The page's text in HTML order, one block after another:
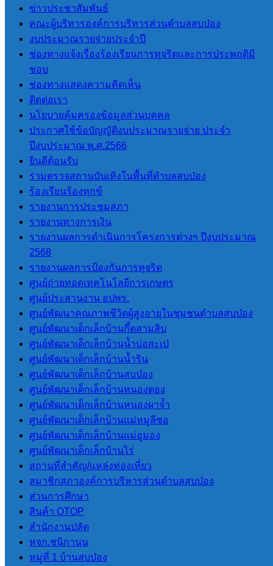
ข่าวประชาสัมพันธ์
คณะผู้บริหารองค์การบริหารส่วนตำบลสบป่อง
งบประมาณรายจ่ายประจำปี
ช่องทางแจ้งเรื่องร้องเรียนการทุจริตและการประพฤติมิ
ชอบ
ช่องทางแสดงความคิดเห็น
ติดต่อเรา
นโยบายคุ้มครองข้อมูลส่วนบุคคล
ประกาศใช้ข้อบัญญัติงบประมาณรายจ่าย ประจำ
ปีงบประมาณ พ.ศ.2566
ยินดีต้อนรับ
ร่วมตรวจสถานบันเทิงในพื้นที่ตำบลสบป่อง
ร้องเรียนร้องทุกข์
รายงานการประชุมสภา
รายงานทางการเงิน
รายงานผลการดำเนินการโครงการต่างๆ ปีงบประมาณ
2568
รายงานผลการป้องกันการทุจริต
ศูนย์ถ่ายทอดเทคโนโลยีการเกษตร
ศูนย์ประสานงาน อปพร.
ศูนย์พัฒนาคุณภาพชีวิตผู้สูงอายุในชุมชนตำบลสบป่อง
ศูนย์พัฒนาเด็กเล็กบ้านกึ้ดสามสิบ
ศูนย์พัฒนาเด็กเล็กบ้านน้ำบ่อสะเป่
ศูนย์พัฒนาเด็กเล็กบ้านน้ำริน
ศูนย์พัฒนาเด็กเล็กบ้านสบป่อง
ศูนย์พัฒนาเด็กเล็กบ้านหนองตอง
ศูนย์พัฒนาเด็กเล็กบ้านหนองผาจ้ำ
ศูนย์พัฒนาเด็กเล็กบ้านแม่หมูลีซอ
ศูนย์พัฒนาเด็กเล็กบ้านแม่อูมอง
ศูนย์พัฒนาเด็กเล็กบ้านไร่
สถานที่สําคัญ/แหล่งท่องเที่ยว
สมาชิกสภาองค์การบริหารส่วนตําบลสบป่อง
ส่วนการศึกษา
สินค้า OTOP
สํานักงานปลัด
หจก.ชนิกานน
หมู่ที่ 1 บ้านสบป่อง
หน้าแรก
ข้อมูลทั่วไป
ประวัติองค์การบริหารส่วนตำบลสบ
ป่อง
วิสัยทัศน์การพัฒนา
อำนาจหน้าที่
ติดต่อเรา
หน่วยตรวจสอบภายใน
การโอนงบประมาณรายจ่าย
การติดตามประเมินผลระบบการ
ควบคุมภายใน
ITA
การประเมินคุณธรรมและ ความ
โปร่งใสของ อปท. (ITA) 2565
การประเมินคุณธรรมและ ความ
โปร่งใสของ อปท. (ITA) 2566
การประเมินคุณธรรมและความ
โปร่งใสของ อปท. (ITA) 2567
การประเมินคุณธรรมและความ
โปร่งใสของ อปท. (ITA) 2568
การประเมินคุณธรรมและความ
โปร่งใสของ อปท. (ITA) 2569
LPA
การประเมินประสิทธิภาพขององค์กร
ปกครองส่วนท้องถิ่น LPA
แผนพัฒนา
แผนยุทธศาสตร์การพัฒนา